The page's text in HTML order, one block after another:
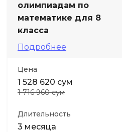
олимпиадам по
математике для 8
класса
Подробнее
Цена
1 528 620 сум
1 716 960 сум
Длительность
3 месяца